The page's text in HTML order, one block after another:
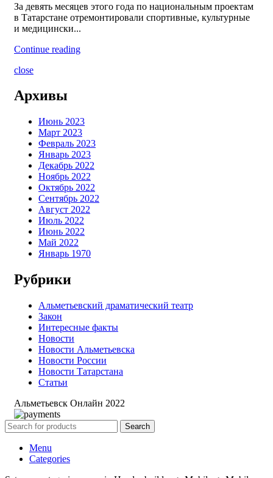
За девять месяцев этого года по национальным проектам
в Татарстане отремонтировали спортивные, культурные
и медицински...
Continue reading
close
Архивы
Июнь 2023
Март 2023
Февраль 2023
Январь 2023
Декабрь 2022
Ноябрь 2022
Октябрь 2022
Сентябрь 2022
Август 2022
Июль 2022
Июнь 2022
Май 2022
Январь 1970
Рубрики
Альметьевский драматический театр
Закон
Интересные факты
Новости
Новости Альметьевска
Новости России
Новости Татарстана
Статьи
Альметьевск Онлайн 2022
Search
Menu
Categories